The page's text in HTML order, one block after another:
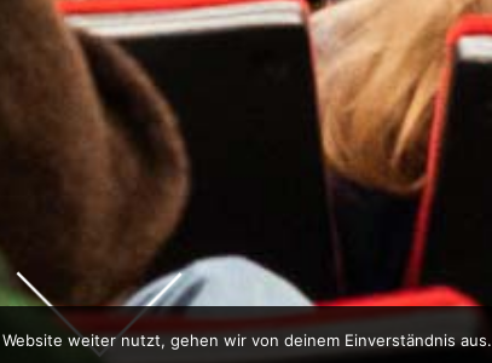
weiter nutzt, gehen wir von deinem Einverständnis aus.